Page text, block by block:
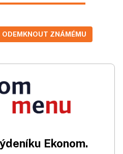
ODEMKNOUT ZNÁMÉMU
Ekonom.